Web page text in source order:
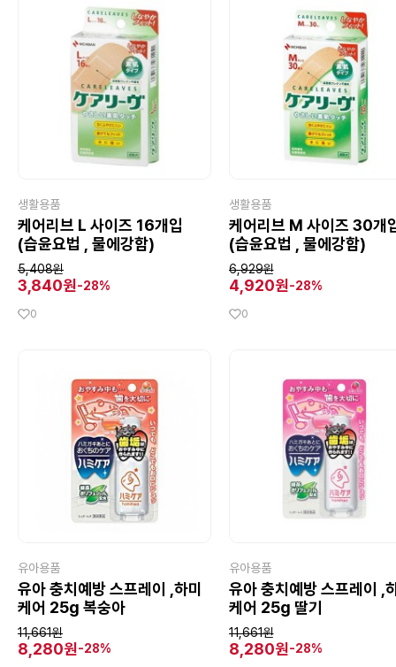
생활용품
케어리브 L 사이즈 16개입
(습윤요법 , 물에강함)
5,408원
3,840원-28%
0
생활용품
케어리브 M 사이즈 30개
(습윤요법 , 물에강함)
6,929원
4,920원-28%
0
유아용품
유아 충치예방 스프레이 ,하미
케어 25g 복숭아
11,661원
8,280원-28%
유아용품
유아 충치예방 스프레이 ,
케어 25g 딸기
11,661원
8,280원-28%